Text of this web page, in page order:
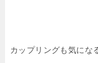
カップリングも気にな